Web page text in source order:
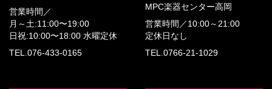
営業時間／
月～土:11:00〜19:00
日祝:10:00〜18:00 水曜定休
TEL.076-433-0165
MPC楽器センター高岡
営業時間／ 10:00～21:00
定休日なし
TEL.0766-21-1029